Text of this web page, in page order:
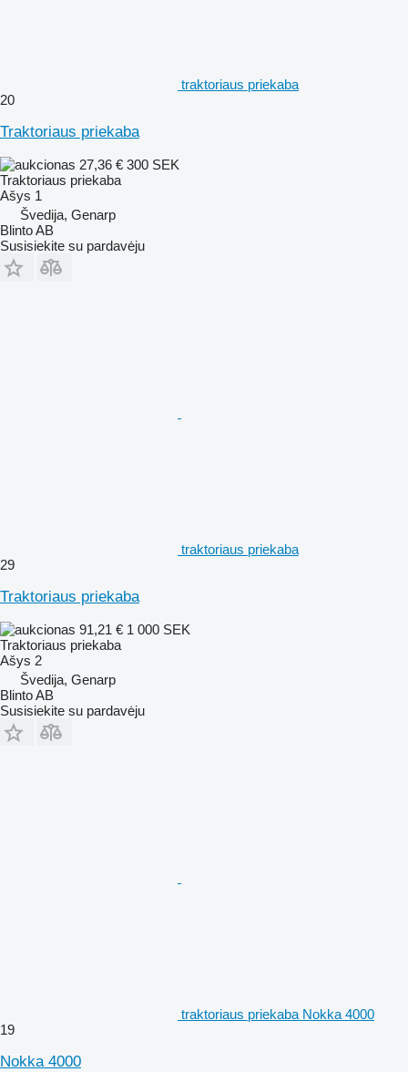
traktoriaus priekaba
20
Traktoriaus priekaba
27,36 € 300 SEK
Traktoriaus priekaba
Ašys 1
Švedija, Genarp
Blinto AB
Susisiekite su pardavėju
traktoriaus priekaba
29
Traktoriaus priekaba
91,21 € 1 000 SEK
Traktoriaus priekaba
Ašys 2
Švedija, Genarp
Blinto AB
Susisiekite su pardavėju
traktoriaus priekaba Nokka 4000
19
Nokka 4000